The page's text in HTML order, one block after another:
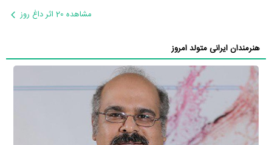
مشاهده 20 اثر داغ روز
هنرمندان ایرانی متولد امروز